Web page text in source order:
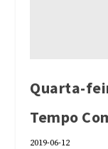
Quarta-
Tempo
2019-06-12